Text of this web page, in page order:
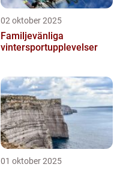
02 oktober 2025
Familjevänliga
vintersportupplevelser
01 oktober 2025